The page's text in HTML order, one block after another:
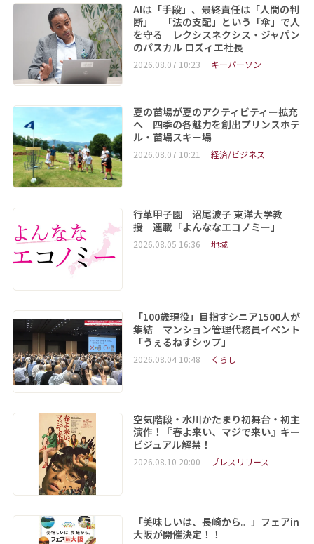
AIは「手段」、最終責任は「人間の判
断」 「法の支配」という「傘」で人
を守る レクシスネクシス・ジャパン
のパスカル ロズィエ社長
2026.08.07 10:23 キーパーソン
夏の苗場が夏のアクティビティー拡充
へ 四季の各魅力を創出プリンスホテ
ル・苗場スキー場
2026.08.07 10:21 経済/ビジネス
行革甲子園 沼尾波子 東洋大学教
授 連載「よんななエコノミー」
2026.08.05 16:36 地域
「100歳現役」目指すシニア1500人が
集結 マンション管理代務員イベント
「うぇるねすシップ」
2026.08.04 10:48 くらし
空気階段・水川かたまり初舞台・初主
演作！『春よ来い、マジで来い』キー
ビジュアル解禁！
2026.08.10 20:00 プレスリリース
「美味しいは、長崎から。」フェアin
大阪が開催決定！！